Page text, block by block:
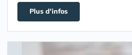
Plus d'infos